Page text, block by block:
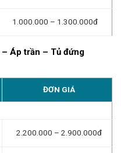
1.000.000 – 1.300.000đ
– Áp trần – Tủ đứng
ĐƠN GIÁ
2.200.000 – 2.900.000đ